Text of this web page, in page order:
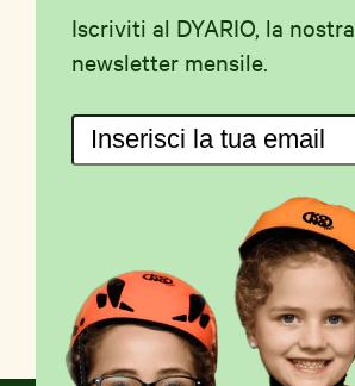
Iscriviti al DYARIO, la nostra
newsletter mensile.